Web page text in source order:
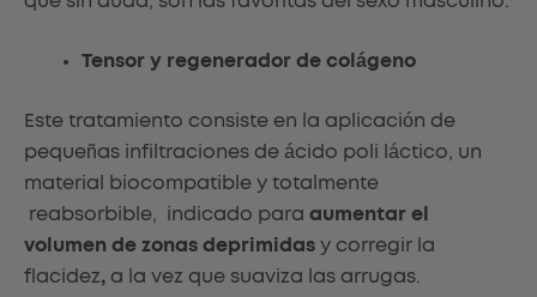
Tensor y regenerador de colágeno
Este tratamiento consiste en la aplicación de
pequeñas infiltraciones de ácido poli láctico, un
material biocompatible y totalmente
reabsorbible, indicado para aumentar el
volumen de zonas deprimidas y corregir la
flacidez, a la vez que suaviza las arrugas.